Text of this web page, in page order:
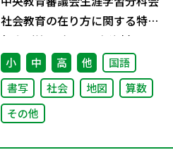
社会教育の在り方に関する特別
部会（第1回） 配布資料
小 中 高 他
国語
書写
社会 地図
算数
その他